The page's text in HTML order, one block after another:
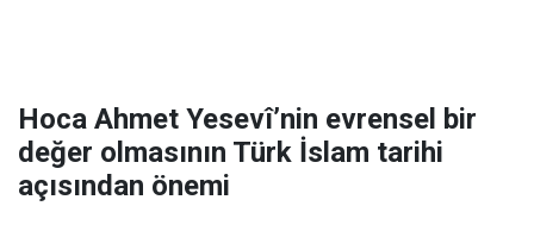
Hoca Ahmet Yesevî’nin evrensel bir
değer olmasının Türk İslam tarihi
açısından önemi